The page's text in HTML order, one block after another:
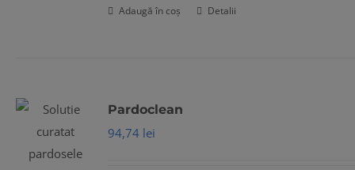
Adaugă în coș Detalii
Pardoclean
94,74 lei